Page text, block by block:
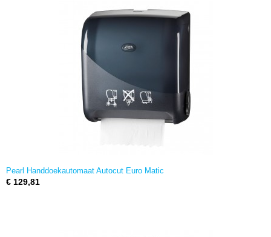
Pearl Handdoekautomaat Autocut Euro Matic
€ 129,81